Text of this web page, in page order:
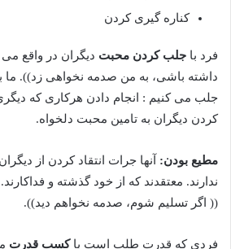
کناره گیری کردن
فرد با جلب کردن محبت دیگران در واقع
داشته باشی، به من صدمه نخواهی زد)). ما
جلب می کنیم : انجام دادن هرکاری که
کردن دیگران به تامین محبت دلخواه.
مطیع بودن: آنها جرات انتقاد کردن از
ندارند. معتقدند که از خود گذشته و
(( اگر تسلیم شوم، صدمه نخواهم دید)).
فردی که قدرت طلب است باکسب قدرت